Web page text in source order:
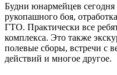
Будни юнармейцев
рукопашного боя,
ГТО. Практически все
комплекса. Это также
полевые сборы, встречи с
действий и многое другое.